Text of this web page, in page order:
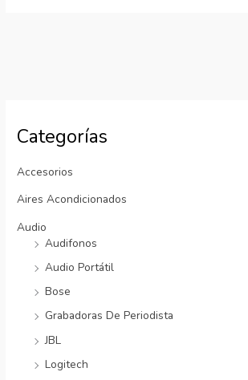
Categorías
Accesorios
Aires Acondicionados
Audio
Audifonos
Audio Portátil
Bose
Grabadoras De Periodista
JBL
Logitech